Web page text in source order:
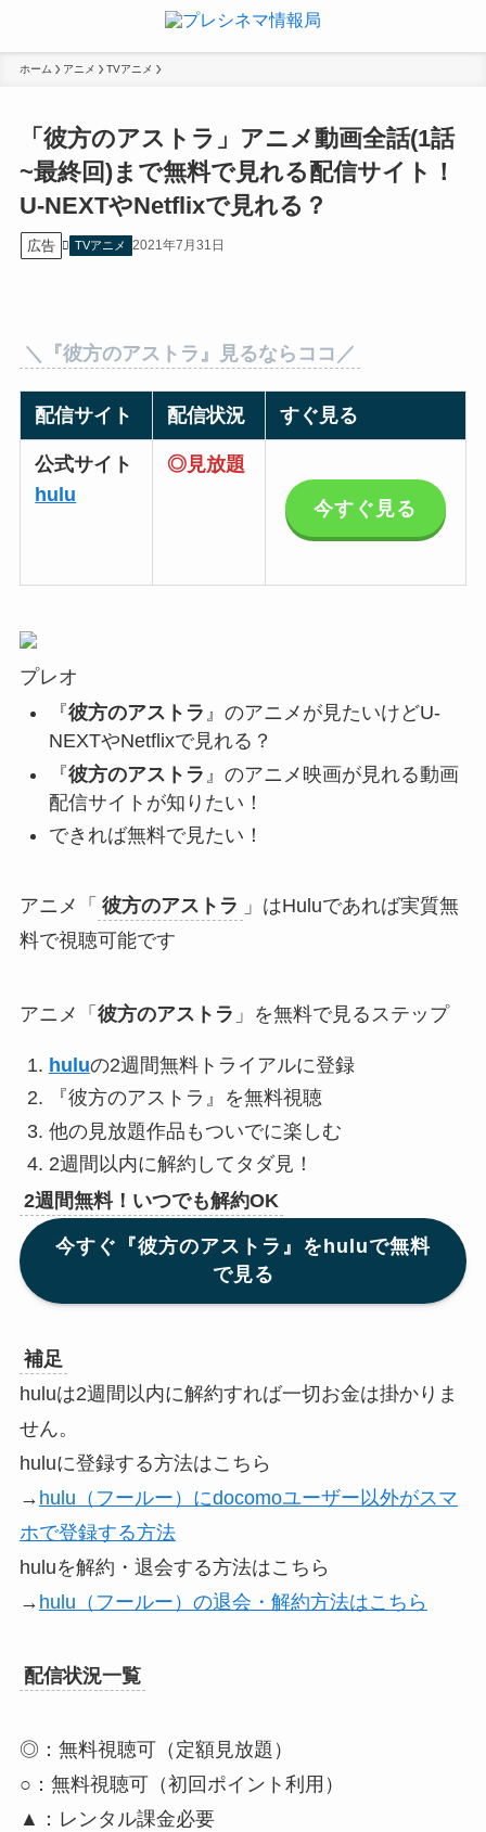
ホーム アニメ TVアニメ
「彼方のアストラ」アニメ動画全話(1話
~最終回)まで無料で見れる配信サイト！
U-NEXTやNetflixで見れる？
広告 TVアニメ 2021年7月31日
＼『彼方のアストラ』見るならココ／
配信サイト 配信状況 すぐ見る
公式サイト
hulu
◎見放題
今すぐ見る
プレオ
『彼方のアストラ 』のアニメが見たいけどU-
NEXTやNetflixで見れる？
『彼方のアストラ 』のアニメ映画が見れる動画
配信サイトが知りたい！
できれば無料で見たい！
アニメ「 彼方のアストラ 」はHuluであれば実質無
料で視聴可能です
アニメ「 彼方のアストラ 」を無料で見るステップ
huluの2週間無料トライアルに登録
『彼方のアストラ』を無料視聴
他の見放題作品もついでに楽しむ
2週間以内に解約してタダ見！
2週間無料！いつでも解約OK
今すぐ『彼方のアストラ』をhuluで無料
で見る
補足
huluは2週間以内に解約すれば一切お金は掛かりま
せん。
huluに登録する方法はこちら
→ hulu（フールー）にdocomoユーザー以外がスマ
ホで登録する方法
huluを解約・退会する方法はこちら
→ hulu（フールー）の退会・解約方法はこちら
配信状況一覧
◎：無料視聴可（定額見放題）
○：無料視聴可（初回ポイント利用）
▲：レンタル課金必要